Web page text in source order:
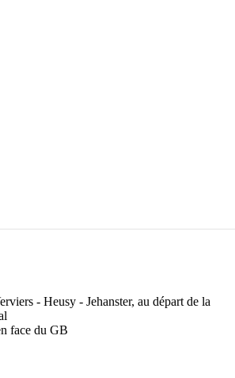
- Heusy - Jehanster, au départ de la
face du GB